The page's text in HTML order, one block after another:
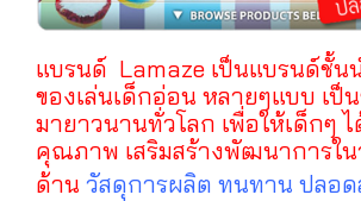
แบรนด์ Lamaze เป็นแบรนด์ชั้น
ของเล่นเด็กอ่อน หลายๆแบบ เป็
มายาวนานทั่วโลก เพื่อให้เด็กๆ
คุณภาพ เสริมสร้างพัฒนาการใ
ด้าน วัสดุการผลิต ทนทาน ปลอ